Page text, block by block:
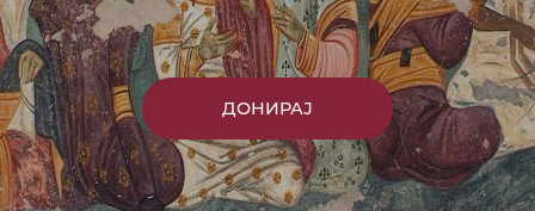
ДОНИРАЈ